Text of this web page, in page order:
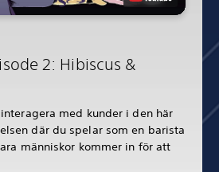
2: Hibiscus &
med kunder i den här
där du spelar som en barista
människor kommer in för att